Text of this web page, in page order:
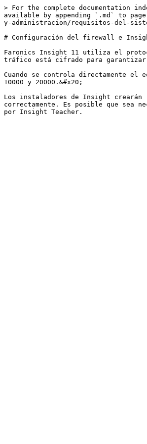
> For the complete documentation
available by appending `.md` to
y-administracion/requisitos-del-
# Configuración del firewall e
Faronics Insight 11 utiliza el
tráfico está cifrado para garantizar
Cuando se controla directamente
10000 y 20000.&#x20;
Los instaladores de Insight crearán
correctamente. Es posible que sea